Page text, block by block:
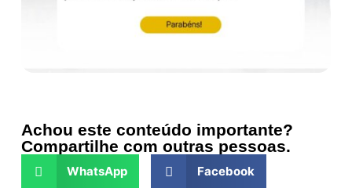
Achou este conteúdo importante?
Compartilhe com outras pessoas.
WhatsApp Facebook